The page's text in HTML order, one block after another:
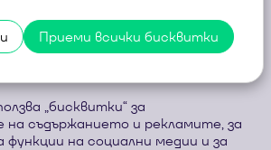
изживяване по-
им във Вашия
или в паметта на устройството
„бисквитки“ за
на съдържанието и рекламите, за
функции на социални медии и за
Приеми всички бисквитки